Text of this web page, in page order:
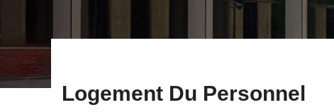
Logement Du Personnel